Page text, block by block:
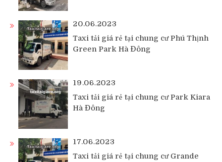
20.06.2023
Taxi tải giá rẻ tại chung cư Phú Thịnh
Green Park Hà Đông
19.06.2023
Taxi tải giá rẻ tại chung cư Park Kiara
Hà Đông
17.06.2023
Taxi tải giá rẻ tại chung cư Grande